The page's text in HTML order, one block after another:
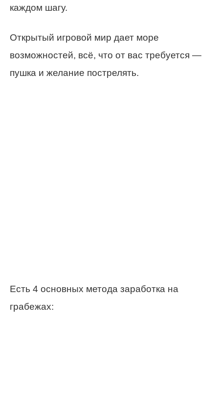
каждом шагу.
Открытый игровой мир дает море
возможностей, всё, что от вас требуется —
пушка и желание пострелять.
Есть 4 основных метода заработка на
грабежах: